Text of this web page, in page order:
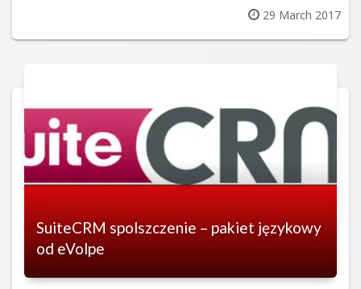
Posted
on
29 March 2017
SuiteCRM spolszczenie – pakiet językowy
od eVolpe